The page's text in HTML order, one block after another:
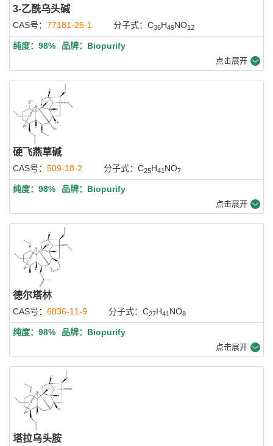
3-乙酰乌头碱
CAS号： 77181-26-1 分子式：C36H49NO12
纯度：98% 品牌：Biopurify
点击展开
硬飞燕草碱
CAS号： 509-18-2 分子式：C25H41 NO7
纯度：98% 品牌：Biopurify
点击展开
德尔塔林
CAS号： 6836-11-9 分子式：C27H41 NO8
纯度：98% 品牌：Biopurify
点击展开
塔拉乌头胺